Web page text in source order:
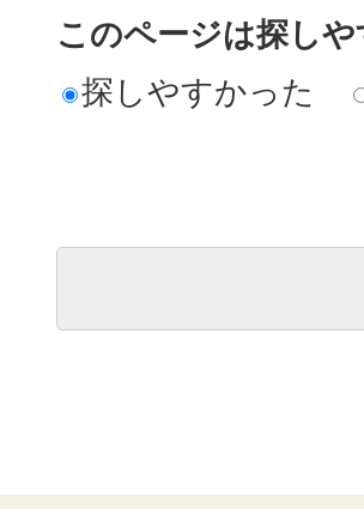
このページは探し
探しやすかった